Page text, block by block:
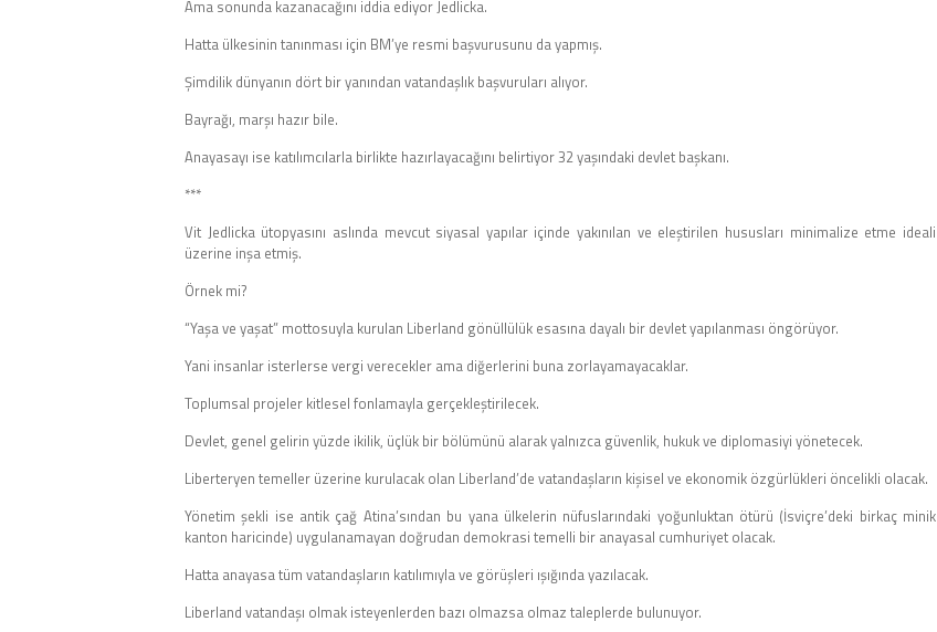
Ama sonunda kazanacağını iddia ediyor Jedlicka.
Hatta ülkesinin tanınması için BM’ye resmi başvurusunu da yapmış.
Şimdilik dünyanın dört bir yanından vatandaşlık başvuruları alıyor.
Bayrağı, marşı hazır bile.
Anayasayı ise katılımcılarla birlikte hazırlayacağını belirtiyor 32 yaşındaki devlet başkanı.
***
Vit Jedlicka ütopyasını aslında mevcut siyasal yapılar içinde yakınılan ve eleştirilen hususları minimalize etme ideali
üzerine inşa etmiş.
Örnek mi?
“Yaşa ve yaşat” mottosuyla kurulan Liberland gönüllülük esasına dayalı bir devlet yapılanması öngörüyor.
Yani insanlar isterlerse vergi verecekler ama diğerlerini buna zorlayamayacaklar.
Toplumsal projeler kitlesel fonlamayla gerçekleştirilecek.
Devlet, genel gelirin yüzde ikilik, üçlük bir bölümünü alarak yalnızca güvenlik, hukuk ve diplomasiyi yönetecek.
Liberteryen temeller üzerine kurulacak olan Liberland’de vatandaşların kişisel ve ekonomik özgürlükleri öncelikli olacak.
Yönetim şekli ise antik çağ Atina’sından bu yana ülkelerin nüfuslarındaki yoğunluktan ötürü (İsviçre’deki birkaç minik
kanton haricinde) uygulanamayan doğrudan demokrasi temelli bir anayasal cumhuriyet olacak.
Hatta anayasa tüm vatandaşların katılımıyla ve görüşleri ışığında yazılacak.
Liberland vatandaşı olmak isteyenlerden bazı olmazsa olmaz taleplerde bulunuyor.